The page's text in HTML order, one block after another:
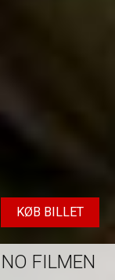
FILMEN
KØB BILLET